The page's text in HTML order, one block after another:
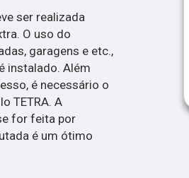
ser realizada
O uso do
garagens e etc.,
instalado. Além
é necessário o
TETRA. A
for feita por
é um ótimo